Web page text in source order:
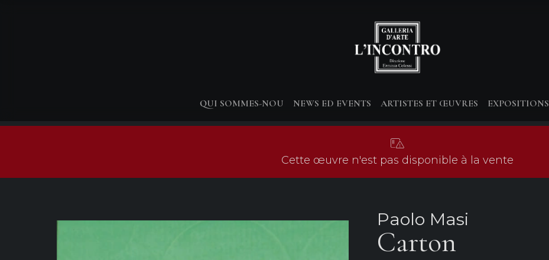
QUI SOMMES-NOU NEWS ED EVENTS ARTISTES ET ŒUVRES EXPOSITIONS
Cette œuvre n'est pas disponible à la vente
Paolo Masi
Carton